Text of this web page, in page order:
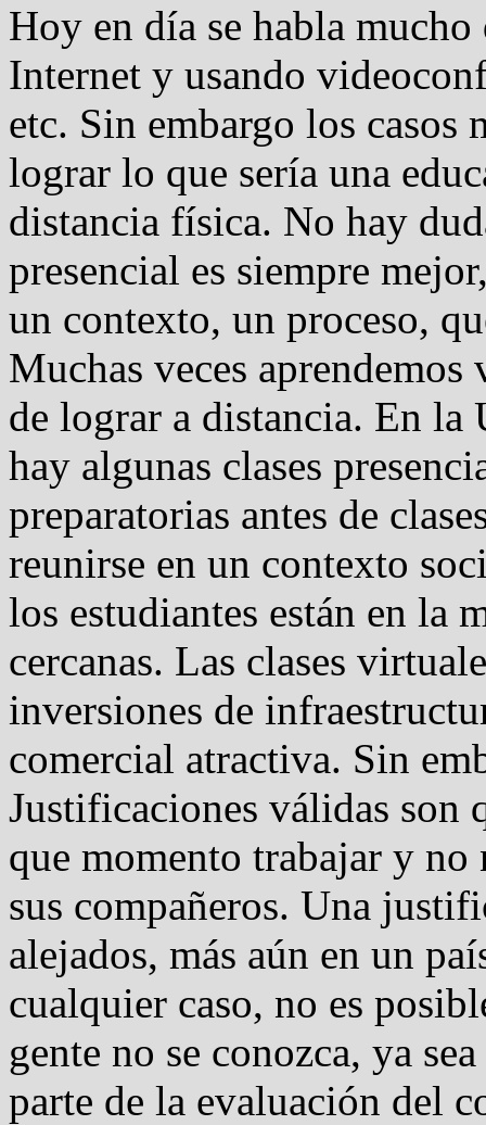
Hoy en día se habla
Internet y usando
etc. Sin embargo los casos
lograr lo que sería una
distancia física. No hay
presencial es siempre
un contexto, un proceso,
Muchas veces
de lograr a distancia. En
hay algunas clases
preparatorias antes de
reunirse en un contexto
los estudiantes están en la
cercanas. Las clases
inversiones de
comercial atractiva. Sin
Justificaciones válidas son
que momento trabajar y no
sus compañeros. Una
alejados, más aún en un
cualquier caso, no es
gente no se conozca, ya
parte de la evaluación del